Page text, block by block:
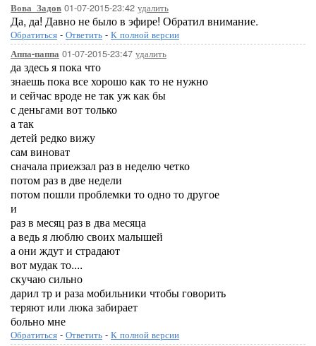
Вова_Задов 01-07-2015-23:42 удалить
Да, да! Давно не было в эфире! Обратил внимание.
Обратиться - Ответить - К полной версии
Аппа-паппа 01-07-2015-23:47 удалить
да здесь я пока что
знаешь пока все хорошо как то не нужно
и сейчас вроде не так уж как бы
с деньгами вот только
а так
детей редко вижу
сам виноват
сначала приежзал раз в неделю четко
потом раз в две недели
потом пошли проблемки то одно то другое
и
раз в месяц раз в два месяца
а ведь я люблю своих малышей
а они ждут и страдают
вот мудак то....
скучаю сильно
дарил тр и раза мобильники чтобы говорить
теряют или люка забирает
больно мне
Обратиться - Ответить - К полной версии